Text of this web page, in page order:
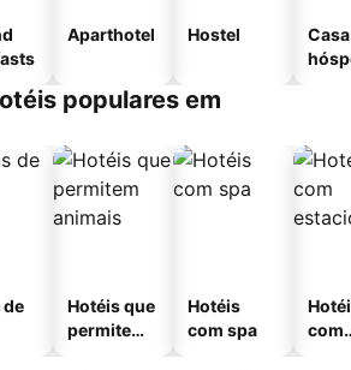
Aparthotel Hostel
populares em
de
Hotéis que
permitem
Hotéis
com spa
com